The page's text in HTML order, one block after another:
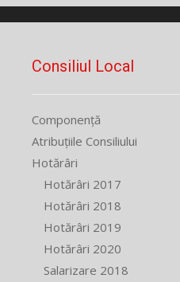
Consiliul Local
Componență
Atribuțiile Consiliului
Hotărâri
Hotărâri 2017
Hotărâri 2018
Hotărâri 2019
Hotărâri 2020
Salarizare 2018